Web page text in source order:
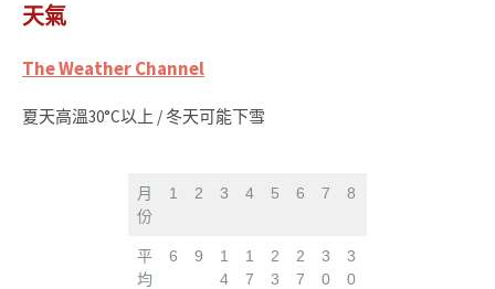
天氣
The Weather Channel
夏天高溫30°C以上 / 冬天可能下雪
月
份
1 2 3 4 5 6 7 8
平
均
6 9
1
4
1
7
2
3
2
7
3
0
3
0